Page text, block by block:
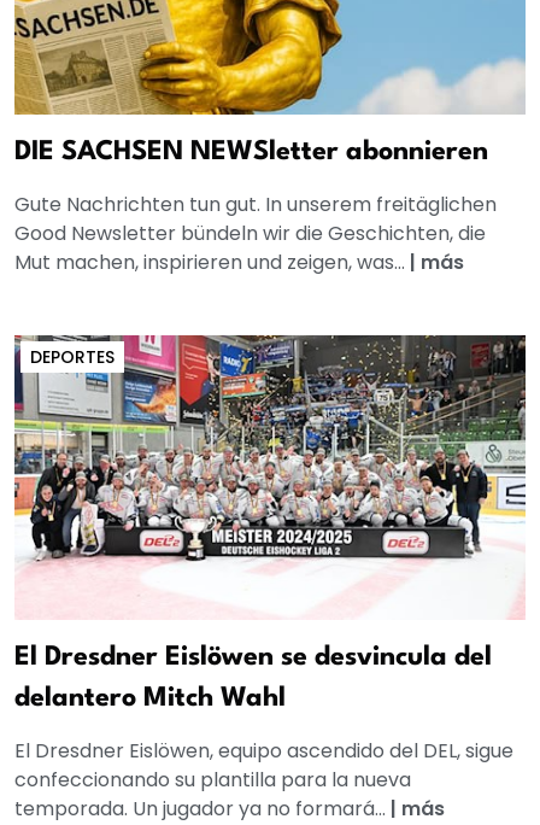
DIE SACHSEN NEWSletter abonnieren
Gute Nachrichten tun gut. In unserem freitäglichen
Good Newsletter bündeln wir die Geschichten, die
Mut machen, inspirieren und zeigen, was... | más
DEPORTES
El Dresdner Eislöwen se desvincula del
delantero Mitch Wahl
El Dresdner Eislöwen, equipo ascendido del DEL, sigue
confeccionando su plantilla para la nueva
temporada. Un jugador ya no formará... | más